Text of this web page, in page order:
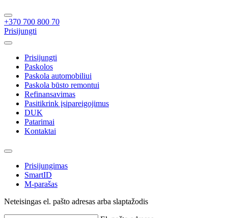
+370 700 800 70
Prisijungti
Prisijungti
Paskolos
Paskola automobiliui
Paskola būsto remontui
Refinansavimas
Pasitikrink įsipareigojimus
DUK
Patarimai
Kontaktai
Prisijungimas
SmartID
M-parašas
Neteisingas el. pašto adresas arba slaptažodis